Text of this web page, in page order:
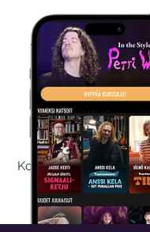
Kokeilemalla